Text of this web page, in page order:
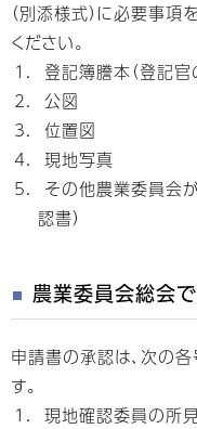
（別添様式）に必要事項
ください。
登記簿謄本（登記官
公図
位置図
現地写真
その他農業委員会
認書）
農業委員会総会
申請書の承認は、次の
す。
現地確認委員の所